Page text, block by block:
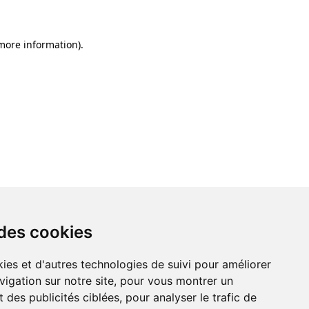
cookies
et d'autres technologies de suivi pour améliorer
sur notre site, pour vous montrer un
des publicités ciblées, pour analyser le trafic de
information).